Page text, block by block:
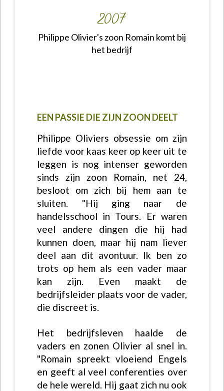
2007
Philippe Olivier's zoon Romain komt bij
het bedrijf
EEN PASSIE DIE ZIJN ZOON DEELT
Philippe Oliviers obsessie om zijn
liefde voor kaas keer op keer uit te
leggen is nog intenser geworden
sinds zijn zoon Romain, net 24,
besloot om zich bij hem aan te
sluiten. "Hij ging naar de
handelsschool in Tours. Er waren
veel andere dingen die hij had
kunnen doen, maar hij nam liever
deel aan dit avontuur. Ik ben zo
trots op hem als een vader maar
kan zijn. Even maakt de
bedrijfsleider plaats voor de vader,
die discreet is.
Het bedrijfsleven haalde de
vaders en zonen Olivier al snel in.
"Romain spreekt vloeiend Engels
en geeft al veel conferenties over
de hele wereld. Hij gaat zich nu ook